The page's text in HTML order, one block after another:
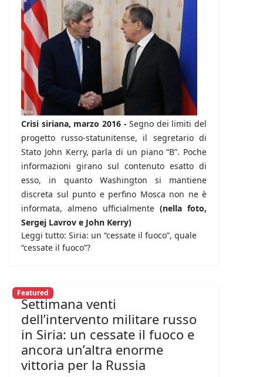
Crisi siriana, marzo 2016 - Segno dei limiti del
progetto russo-statunitense, il segretario di
Stato John Kerry, parla di un piano “B”. Poche
informazioni girano sul contenuto esatto di
esso, in quanto Washington si mantiene
discreta sul punto e perfino Mosca non ne è
informata, almeno ufficialmente(nella foto,
Sergej Lavrov e John Kerry)
Leggi tutto: Siria: un “cessate il fuoco”, quale
“cessate il fuoco”?
Featured
Settimana venti
dell’intervento militare russo
in Siria: un cessate il fuoco e
ancora un’altra enorme
vittoria per la Russia